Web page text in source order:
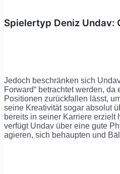
Spielertyp Deniz Undav:
Jedoch beschränken sich
Forward“ betrachtet werden,
Positionen zurückfallen lässt,
seine Kreativität sogar absolut
bereits in seiner Karriere erzielt
verfügt Undav über eine gute
agieren, sich behaupten und